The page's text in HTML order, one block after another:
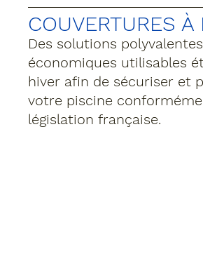
COUVERTURES À
Des solutions
économiques utilisables
hiver afin de sécuriser et
votre piscine
législation française.